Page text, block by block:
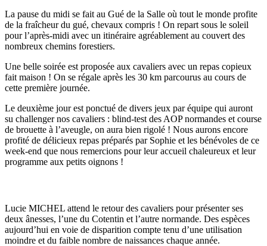
La pause du midi se fait au Gué de la Salle où tout le monde profite
de la fraîcheur du gué, chevaux compris ! On repart sous le soleil
pour l’après-midi avec un itinéraire agréablement au couvert des
nombreux chemins forestiers.
Une belle soirée est proposée aux cavaliers avec un repas copieux
fait maison ! On se régale après les 30 km parcourus au cours de
cette première journée.
Le deuxième jour est ponctué de divers jeux par équipe qui auront
su challenger nos cavaliers : blind-test des AOP normandes et course
de brouette à l’aveugle, on aura bien rigolé ! Nous aurons encore
profité de délicieux repas préparés par Sophie et les bénévoles de ce
week-end que nous remercions pour leur accueil chaleureux et leur
programme aux petits oignons !
Lucie MICHEL attend le retour des cavaliers pour présenter ses
deux ânesses, l’une du Cotentin et l’autre normande. Des espèces
aujourd’hui en voie de disparition compte tenu d’une utilisation
moindre et du faible nombre de naissances chaque année.